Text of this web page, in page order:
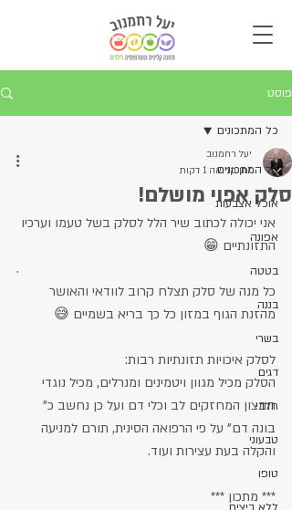
פוסט
כל המתכונים
אוכל אצבעות
אפונה
בטטה
בננה
בשרי
דגים
חלבי
טבעוני
טופו
כל המתכונים
סלק אפוי מושלם!
יעל רחמנוב
זמן קריאה 1 דקות
אני יכולה לכתוב שיר הלל לסלק בשל טעמו וערכיו
התזונתיים 😁
.
כל מנה של סלק תצלח קרוב לוודאי והאושר
מהזנת הגוף במזון כל כך בריא בשמיים 😅
לסלק איכויות תזונתיות רבות:
הסלק מכיל מגוון ויטמינים ומנרלים, מכיל נוגדי
חמצון המחזקים לב וכלי דם ועל כן נחשב כ"
בונה דם" על פי הרפואה הסינית, תורם למניעה
והקלה בעת עצירות ועוד.
*** מתכון ***